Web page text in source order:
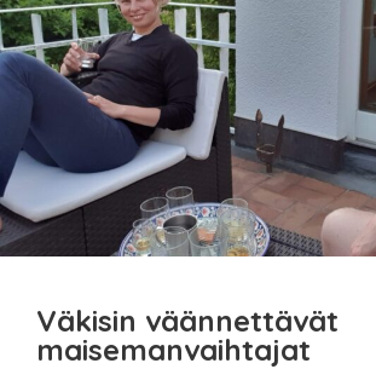
Väkisin väännettävät
maisemanvaihtajat